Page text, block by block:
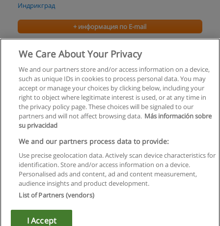
Индрикград
+ информация по E-mail
Курс Танго
+ информация по E-mail
Правила пользования
Конфиденциальность информации
Напишите Educaedu
Copyright © Educaedu Business S.L. - CIF : B-95610580: -
We Care About Your Privacy
We and our partners store and/or access information on a device,
such as unique IDs in cookies to process personal data. You may
accept or manage your choices by clicking below, including your
right to object where legitimate interest is used, or at any time in
the privacy policy page. These choices will be signaled to our
partners and will not affect browsing data. Más información sobre
su privacidad
We and our partners process data to provide:
Use precise geolocation data. Actively scan device characteristics for
identification. Store and/or access information on a device.
Personalised ads and content, ad and content measurement,
audience insights and product development.
List of Partners (vendors)
I Accept